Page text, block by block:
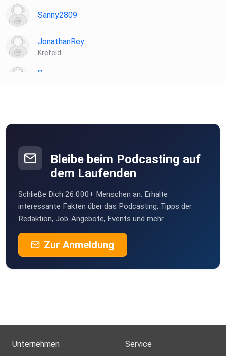
Sanny2809
JonathanRey
Krefeld
Sameur
Bleibe beim Podcasting auf
dem Laufenden
Schließe Dich 26.000+ Menschen an. Erhalte
interessante Fakten über das Podcasting, Tipps der
Redaktion, Job-Angebote, Events und mehr.
Zur Anmeldung
Unternehmen Service